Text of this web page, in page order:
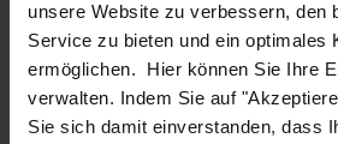
unsere Website zu verbessern, den
Service zu bieten und ein optimales
ermöglichen. Hier können Sie Ihre
verwalten. Indem Sie auf
Sie sich damit einverstanden, dass